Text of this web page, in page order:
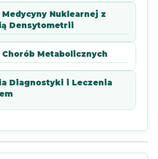
Nuklearnej z
Densytometrii
Chorób Metabolicznych
Diagnostyki i Leczenia